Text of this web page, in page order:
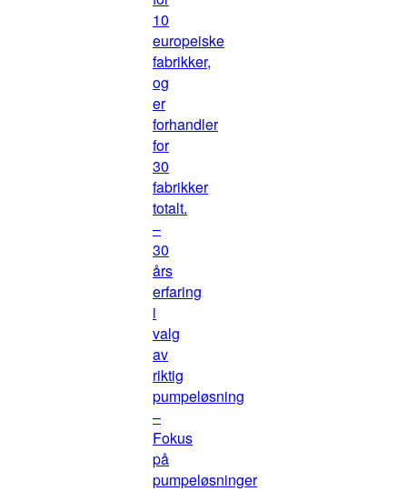
10
europeiske
fabrikker,
og
er
forhandler
for
30
fabrikker
totalt.
–
30
års
erfaring
i
valg
av
riktig
pumpeløsning
–
Fokus
på
pumpeløsninger